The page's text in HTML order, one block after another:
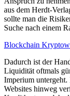
aus dem Herdt-
sollte man die
Suche nach einem
Blockchain
Dadurch ist der
Liquidität oftmals
Imperium untergeht.
Websites hinweg